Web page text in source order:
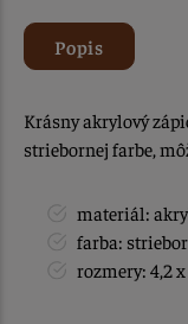
Popis
Krásny akrylový
striebornej farbe,
materiál:
farba:
rozmery: 4,2 x